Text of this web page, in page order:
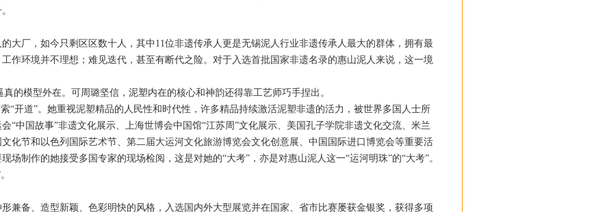
厂，如今只剩区区数十人，其中11位非遗传承人更是无锡泥人行业非遗传承人最大的群体，拥有最
作环境并不理想；难见迭代，甚至有断代之险。对于入选首批国家非遗名录的惠山泥人来说，这一境
模型外在。可周璐坚信，泥塑内在的核心和神韵还得靠工艺师巧手捏出。
开道”。她重视泥塑精品的人民性和时代性，许多精品持续激活泥塑非遗的活力，被世界多国人士所
“中国故事”非遗文化展示、上海世博会中国馆“江苏周”文化展示、美国孔子学院非遗文化交流、米兰
化节和以色列国际艺术节、第二届大运河文化旅游博览会文化创意展、中国国际进口博览会等重要活
场制作的她接受多国专家的现场检阅，这是对她的“大考”，亦是对惠山泥人这一“运河明珠”的“大考”。
备、造型新颖、色彩明快的风格，入选国内外大型展览并在国家、省市比赛屡获金银奖，获得多项